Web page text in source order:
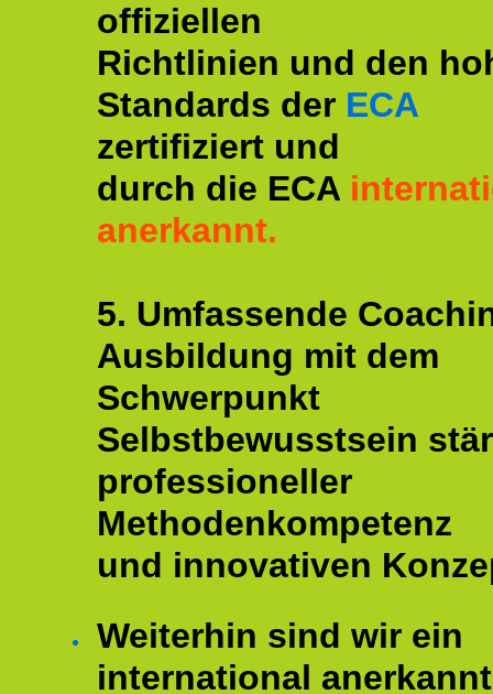
offiziellen
Richtlinien und den
Standards der ECA
zertifiziert und
durch die ECA
anerkannt.
5. Umfassende
Ausbildung mit dem
Schwerpunkt
Selbstbewusstsein
professioneller
Methodenkompetenz
und innovativen
Weiterhin sind wir ein
international